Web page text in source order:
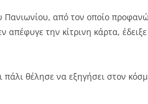
Πανιωνίου, από τον οποίο
απέφυγε την κίτρινη κάρτα,
θέλησε να εξηγήσει στον